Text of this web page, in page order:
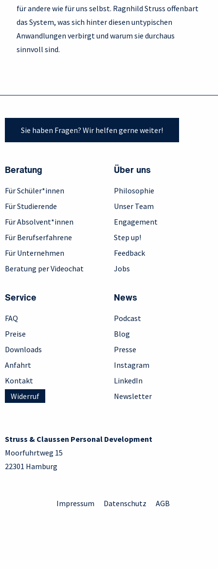
für andere wie für uns selbst. Ragnhild Struss offenbart
das System, was sich hinter diesen untypischen
Anwandlungen verbirgt und warum sie durchaus
sinnvoll sind.
Sie haben Fragen? Wir helfen gerne weiter!
Beratung
Für Schüler*innen
Für Studierende
Für Absolvent*innen
Für Berufserfahrene
Für Unternehmen
Beratung per Videochat
Über uns
Philosophie
Unser Team
Engagement
Step up!
Feedback
Jobs
Service
FAQ
Preise
Downloads
Anfahrt
Kontakt
Widerruf
News
Podcast
Blog
Presse
Instagram
LinkedIn
Newsletter
Struss & Claussen Personal Development
Moorfuhrtweg 15
22301 Hamburg
Impressum Datenschutz AGB